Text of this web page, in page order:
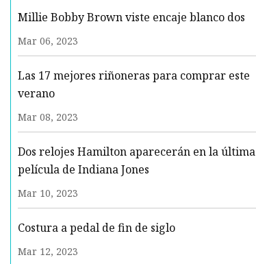
Millie Bobby Brown viste encaje blanco dos
Mar 06, 2023
Las 17 mejores riñoneras para comprar este
verano
Mar 08, 2023
Dos relojes Hamilton aparecerán en la última
película de Indiana Jones
Mar 10, 2023
Costura a pedal de fin de siglo
Mar 12, 2023